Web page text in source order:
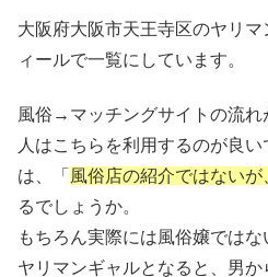
大阪府大阪市天王寺区のヤリ
ィールで一覧にしています。
風俗→マッチングサイトの流れ
人はこちらを利用するのが良
は、「 風俗店の紹介ではないが
るでしょうか。
もちろん実際には風俗嬢では
ヤリマンギャルとなると、男